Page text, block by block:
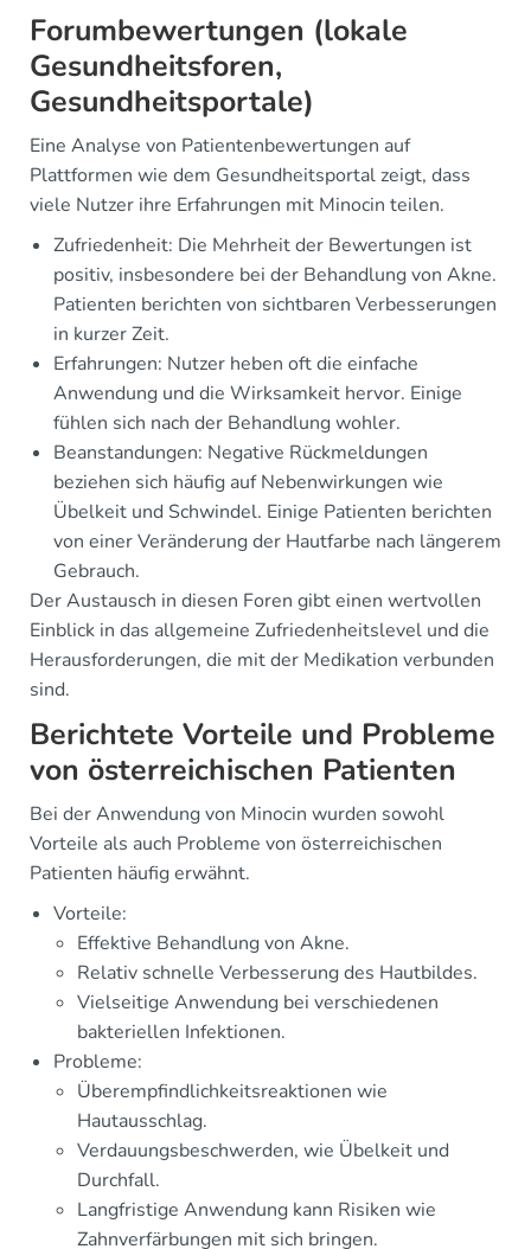
Forumbewertungen (lokale
Gesundheitsforen,
Gesundheitsportale)
Eine Analyse von Patientenbewertungen auf
Plattformen wie dem Gesundheitsportal zeigt, dass
viele Nutzer ihre Erfahrungen mit Minocin teilen.
Zufriedenheit: Die Mehrheit der Bewertungen ist
positiv, insbesondere bei der Behandlung von Akne.
Patienten berichten von sichtbaren Verbesserungen
in kurzer Zeit.
Erfahrungen: Nutzer heben oft die einfache
Anwendung und die Wirksamkeit hervor. Einige
fühlen sich nach der Behandlung wohler.
Beanstandungen: Negative Rückmeldungen
beziehen sich häufig auf Nebenwirkungen wie
Übelkeit und Schwindel. Einige Patienten berichten
von einer Veränderung der Hautfarbe nach längerem
Gebrauch.
Der Austausch in diesen Foren gibt einen wertvollen
Einblick in das allgemeine Zufriedenheitslevel und die
Herausforderungen, die mit der Medikation verbunden
sind.
Berichtete Vorteile und Probleme
von österreichischen Patienten
Bei der Anwendung von Minocin wurden sowohl
Vorteile als auch Probleme von österreichischen
Patienten häufig erwähnt.
Vorteile:
Effektive Behandlung von Akne.
Relativ schnelle Verbesserung des Hautbildes.
Vielseitige Anwendung bei verschiedenen
bakteriellen Infektionen.
Probleme:
Überempfindlichkeitsreaktionen wie
Hautausschlag.
Verdauungsbeschwerden, wie Übelkeit und
Durchfall.
Langfristige Anwendung kann Risiken wie
Zahnverfärbungen mit sich bringen.